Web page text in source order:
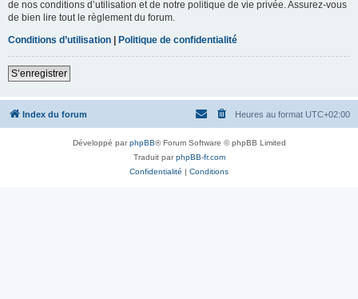
de nos conditions d’utilisation et de notre politique de vie privée. Assurez-vous
de bien lire tout le règlement du forum.
Conditions d’utilisation | Politique de confidentialité
S’enregistrer
Index du forum Heures au format UTC+02:00
Développé parphpBB® Forum Software © phpBB Limited
Traduit parphpBB-fr.com
Confidentialité | Conditions